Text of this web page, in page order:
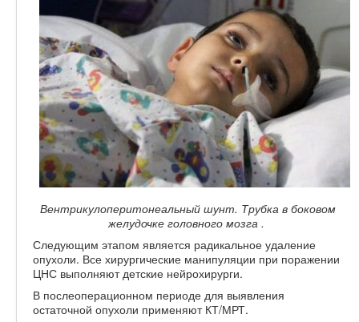
Вентрикулоперитонеальный шунт. Трубка в боковом
желудочке головного мозга .
Следующим этапом является радикальное удаление
опухоли. Все хирургические манипуляции при поражении
ЦНС выполняют детские нейрохирурги.
В послеоперационном периоде для выявления
остаточной опухоли применяют КТ/МРТ.